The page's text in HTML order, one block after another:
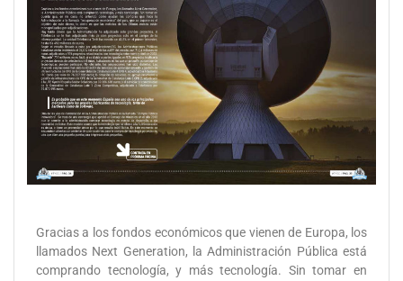
Gracias a los fondos económicos que vienen de Europa, los
llamados Next Generation, la Administración Pública está
comprando tecnología, y más tecnología. Sin tomar en